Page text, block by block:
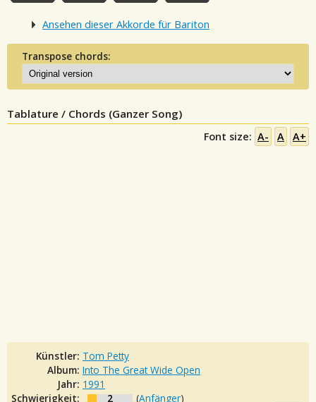
Ansehen dieser Akkorde für Bariton
Transpose chords:
Tablature / Chords (Ganzer Song)
Font size: A- A A+
Künstler: Tom Petty
Album: Into The Great Wide Open
Jahr: 1991
Schwierigkeit:
2 (Anfänger)